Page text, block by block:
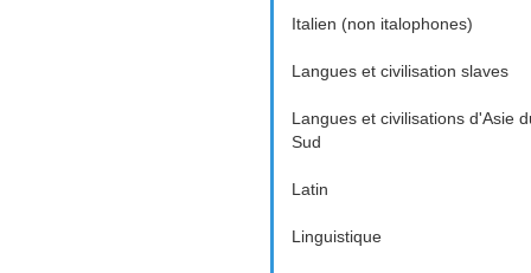
Italien (non italophones)
Langues et civilisation slaves
Langues et civilisations d'Asie
Sud
Latin
Linguistique